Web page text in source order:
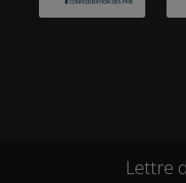
Lettre